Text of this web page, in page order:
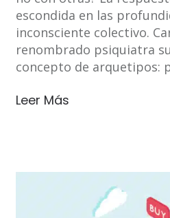
escondida en las
inconsciente colectivo.
renombrado psiquiatra
concepto de arquetipos:
Leer Más